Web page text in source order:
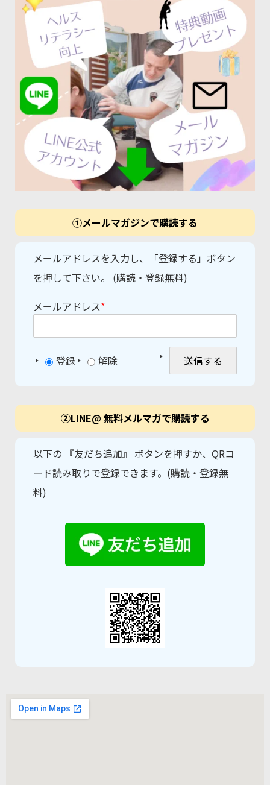
①メールマガジンで購読する
メールアドレスを入力し、「登録する」ボタン
を押して下さい。 (購読・登録無料)
メールアドレス*
登録 解除
②LINE@ 無料メルマガで購読する
以下の 『友だち追加』 ボタンを押すか、QRコ
ード読み取りで登録できます。(購読・登録無
料)